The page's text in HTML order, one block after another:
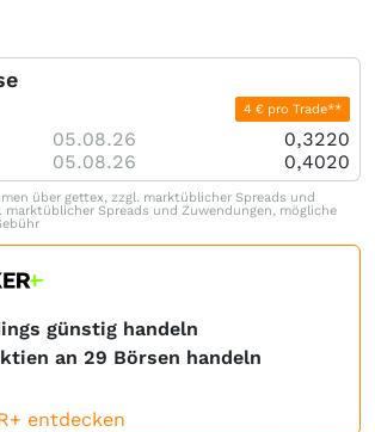
4 € pro Trade**
05.08.26
0,3220
05.08.26 0,4020
über gettex, zzgl. marktüblicher Spreads und
Spreads und Zuwendungen, mögliche
günstig handeln
an 29 Börsen handeln
entdecken